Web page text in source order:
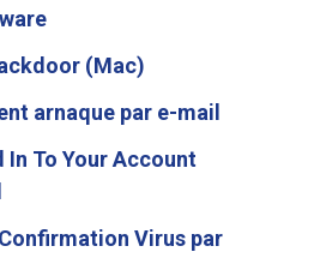
(Mac)
arnaque par e-mail
In To Your Account
Virus par